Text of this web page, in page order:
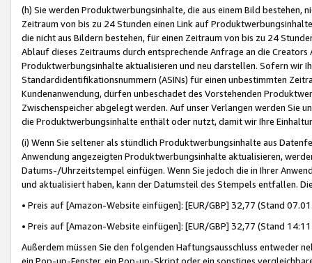
(h) Sie werden Produktwerbungsinhalte, die aus einem Bild bestehen,
Zeitraum von bis zu 24 Stunden einen Link auf
die nicht aus Bildern bestehen, für einen Zeitraum von bis zu 24
Ablauf dieses Zeitraums durch entsprechende Anfrage an die
Produktwerbungsinhalte aktualisieren und neu darstellen. Sofern wir
Standardidentifikationsnummern (ASINs) für einen unbestimmten
Kundenanwendung, dürfen unbeschadet des Vorstehenden
Zwischenspeicher abgelegt werden. Auf unser Verlangen werden Sie
die Produktwerbungsinhalte enthält oder nutzt, damit wir Ihre
(i) Wenn Sie seltener als stündlich Produktwerbungsinhalte aus
Anwendung angezeigten Produktwerbungsinhalte aktualisieren,
Datums-/Uhrzeitstempel einfügen. Wenn Sie jedoch die in Ihrer
und aktualisiert haben, kann der Datumsteil des Stempels entfallen.
• Preis auf [Amazon-Website einfügen]: [EUR/GBP] 32,77 (Stand
• Preis auf [Amazon-Website einfügen]: [EUR/GBP] 32,77 (Stand
Außerdem müssen Sie den folgenden Haftungsausschluss entweder
ein Pop-up-Fenster, ein Pop-up-Skript oder ein sonstiges